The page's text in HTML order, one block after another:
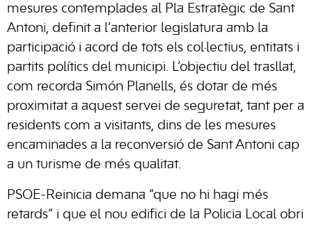
mesures contemplades al Pla Estratègic de Sant
Antoni, definit a l’anterior legislatura amb la
participació i acord de tots els col·lectius, entitats i
partits polítics del municipi. L’objectiu del trasllat,
com recorda Simón Planells, és dotar de més
proximitat a aquest servei de seguretat, tant per a
residents com a visitants, dins de les mesures
encaminades a la reconversió de Sant Antoni cap
a un turisme de més qualitat.
PSOE-Reinicia demana “que no hi hagi més
retards” i que el nou edifici de la Policia Local obri